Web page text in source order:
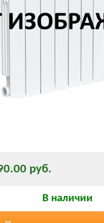
руб.
В наличии